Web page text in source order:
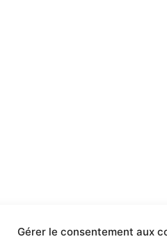
Gérer le consentement aux